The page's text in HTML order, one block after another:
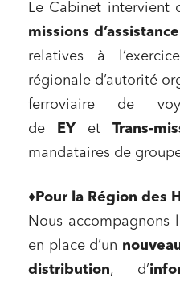
Le Cabinet intervient
missions
relatives à
régionale d’autorité
ferroviaire de
de
EYet Trans-
mandataires de
♦️ Pour la Région des
Nous accompagnons
en place d’un
distribution, d’